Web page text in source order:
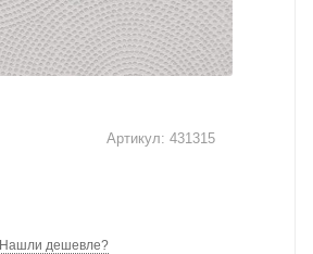
Артикул: 431315
Нашли дешевле?